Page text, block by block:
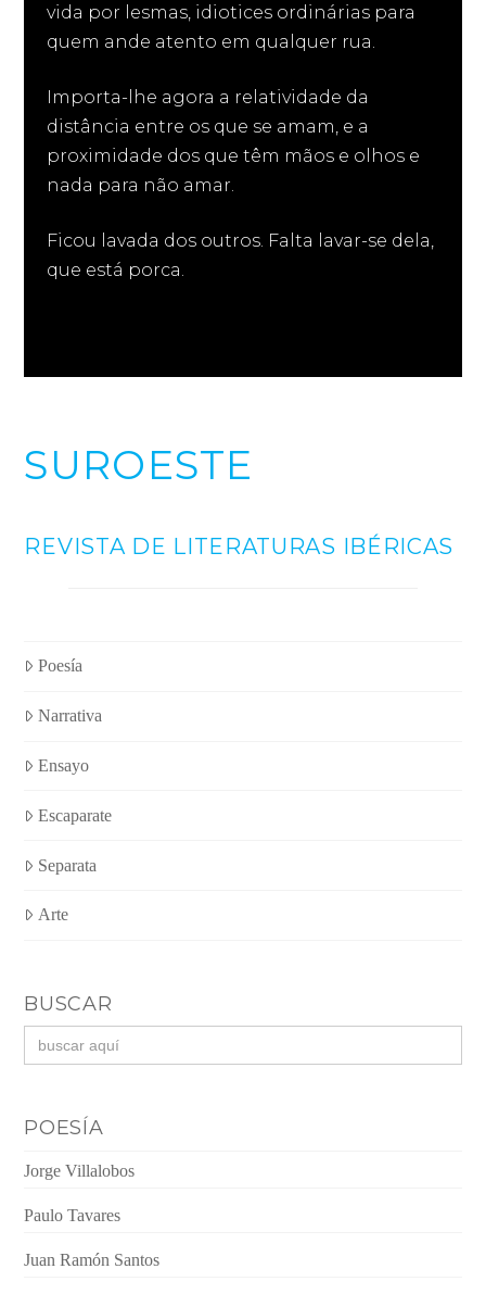
vida por lesmas, idiotices ordinárias para
quem ande atento em qualquer rua.
Importa-lhe agora a relatividade da
distância entre os que se amam, e a
proximidade dos que têm mãos e olhos e
nada para não amar.
Ficou lavada dos outros. Falta lavar-se dela,
que está porca.
SUROESTE
REVISTA DE LITERATURAS IBÉRICAS
Poesía
Narrativa
Ensayo
Escaparate
Separata
Arte
BUSCAR
Buscar:
POESÍA
Jorge Villalobos
Paulo Tavares
Juan Ramón Santos